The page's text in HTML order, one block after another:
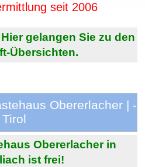
seit 2006
gelangen Sie zu den
Übersichten.
Obererlacher | -
Tirol
Obererlacher in
ist frei!